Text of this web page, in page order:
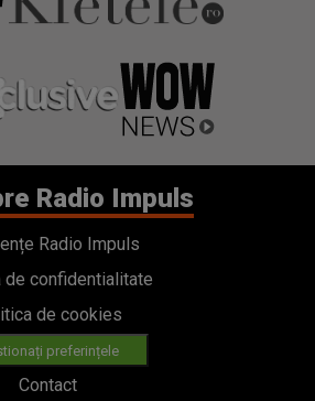
Radio Impuls
Radio Impuls
de confidentialitate
de cookies
preferințele
Contact